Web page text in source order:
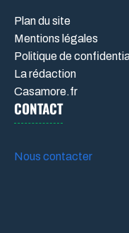
Plan du site
Mentions légales
Politique de
La rédaction
Casamore.fr
CONTACT
Nous contacter